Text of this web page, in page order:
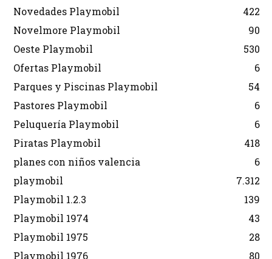
Novedades Playmobil
422
Novelmore Playmobil
90
Oeste Playmobil
530
Ofertas Playmobil
6
Parques y Piscinas Playmobil
54
Pastores Playmobil
6
Peluquería Playmobil
6
Piratas Playmobil
418
planes con niños valencia
6
playmobil
7.312
Playmobil 1.2.3
139
Playmobil 1974
43
Playmobil 1975
28
Playmobil 1976
80